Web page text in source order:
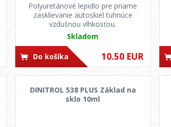
Polyuretánové lepidlo pre priame
zasklievanie autoskiel tuhnúce
vzdušnou vlhkosťou.
Skladom
10.50 EUR
Do košíka
DINITROL 538 PLUS Základ na
sklo 10ml